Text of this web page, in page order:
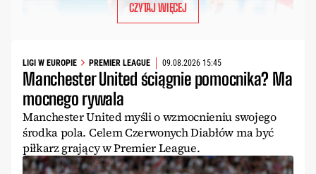
CZYTAJ WIĘCEJ
LIGI W EUROPIE PREMIER LEAGUE 09.08.2026 15:45
Manchester United ściągnie pomocnika? Ma
mocnego rywala
Manchester United myśli o wzmocnieniu swojego
środka pola. Celem Czerwonych Diabłów ma być
piłkarz grający w Premier League.